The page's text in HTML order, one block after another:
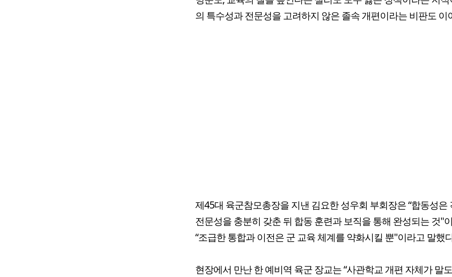
의 특수성과 전문성을 고려하지 않은 졸속 개편이라는 비판도 이
제45대 육군참모총장을 지낸 김요한 성우회 부회장은 “합동성은
전문성을 충분히 갖춘 뒤 합동 훈련과 보직을 통해 완성되는 것"
“조급한 통합과 이전은 군 교육 체계를 약화시킬 뿐"이라고 말했
현장에서 만난 한 예비역 육군 장교는 “사관학교 개편 자체가 말